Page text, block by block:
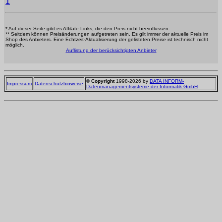
* Auf dieser Seite gibt es Affilate Links, die den Preis nicht beeinflussen.
** Seitdem können Preisänderungen aufgetreten sein. Es gilt immer der aktuelle Preis im
Shop des Anbieters. Eine Echtzeit-Aktualisierung der gelisteten Preise ist technisch nicht
möglich.
Auflistung der berücksichtigten Anbieter
Impressum Datenschutzhinweise ©Copyright1998-2026 by DATA INFORM-
Datenmanagementsysteme der Informatik GmbH